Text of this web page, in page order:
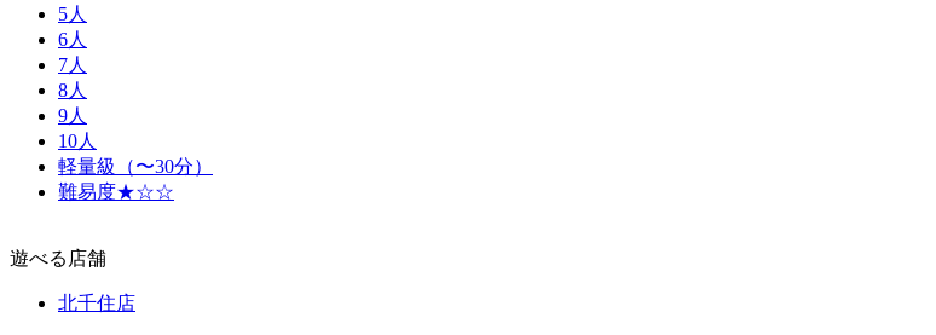
5人
6人
7人
8人
9人
10人
軽量級（〜30分）
難易度★☆☆
遊べる店舗
北千住店